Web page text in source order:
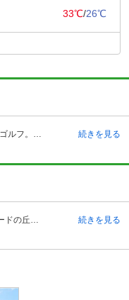
33℃/26℃
越前武生カントリークラブの予約ならじゃらんゴルフ。カートの有無や利用税、キャンセル料、ナイター設備、駐車場などのコース情報はもちろん、口コミ、フォトギャラリーなどコースの難易度や攻略に役立つ情報充実、予約する度にポイントが貯まるのでお得にゴルフをお楽しみ頂けます。 武生カントリークラブは北陸自動車道武生インターチェンジより車で20分、福井県の越前市に位置し、鬼ヶ岳と金華山の間に位置するカントリークラブとなっています。全体的にアメリカンスタイルになっており、クラブハウスも同じくアメリカンスタイルとなっています。レストランからはINコースを眺める事ができ、すばらしい開放感の中で食事をする事ができます。食事中コースを眺めながらラウンドの反省もいいのではないでしょうか。四季折々の料理から定番メニューまで各種取り揃えてあります。ロッカールームも完備しており、男性の大浴場からは外部を眺める事ができます。また各種ショップもあり、何かを忘れてしまった時のもしもの時も安心ですね。 続きを見る
コースは全18ホール、パー72、全長6，820ヤードの丘陵タイプのコースとなります。INコースとOUTコースで全く異なった特色があり、プレーする人を飽きさせません。OUTコースは全体的にフラットな作りになっていて、全体を広く眺める事ができます。まるでリゾートコースのような印象を受けます。一方INコースについては様々なハザードが入り乱れる若干難しい作りとなっています。しかし難しいコースほどプレーヤーにとっては挑戦意欲をかき立てるもので、慎重かつ大胆なプレーが要求されます。この二つの違う顔が入り乱れて武生カントリークラブは多くのお客様に愛されています。最長のコースは17番ホールの556ヤードとなります。 続きを見る